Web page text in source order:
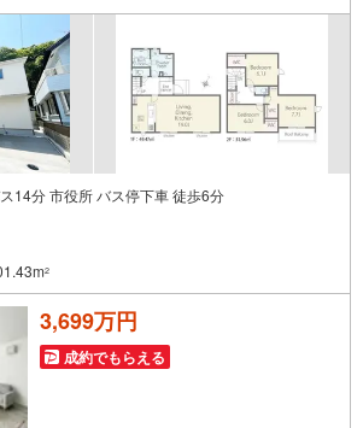
。お気軽にご相談ください。
14分 市役所 バス停下車 徒歩6分
2
3,699万円
成約でもらえる